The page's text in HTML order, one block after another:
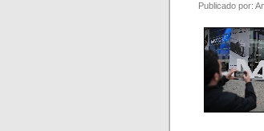
Publicado por: